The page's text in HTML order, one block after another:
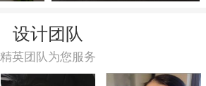
设计团队
精英团队为您服务